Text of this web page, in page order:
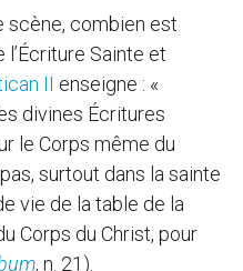
scène, combien est
Sainte et
II enseigne : «
divines Écritures
le Corps même du
surtout dans la sainte
vie de la table de la
Corps du Christ, pour
, n. 21).